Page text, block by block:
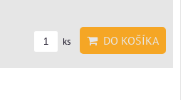
ks DO KOŠÍKA